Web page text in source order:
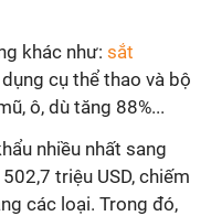
khác như: sắt
cụ thể thao và bộ
ô, dù tăng 88%...
nhiều nhất sang
triệu USD, chiếm
các loại. Trong đó,